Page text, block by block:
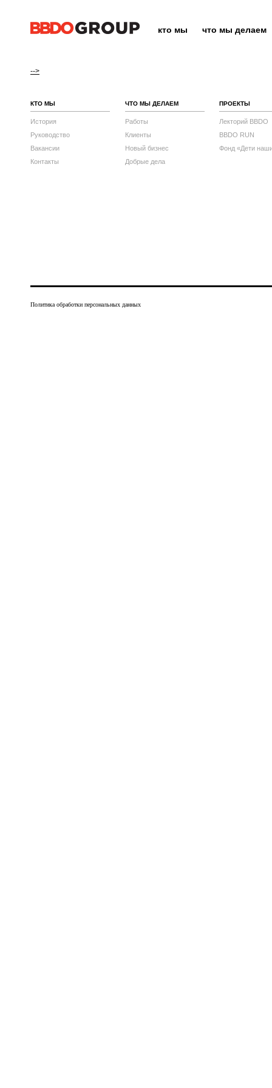
кто мы что мы делаем
-->
КТО МЫ
История
Руководство
Вакансии
Контакты
ЧТО МЫ ДЕЛАЕМ
Работы
Клиенты
Новый бизнес
Добрые дела
ПРОЕКТЫ
Лекторий BBDO
BBDO RUN
Фонд «Дети
Политика обработки персональных данных